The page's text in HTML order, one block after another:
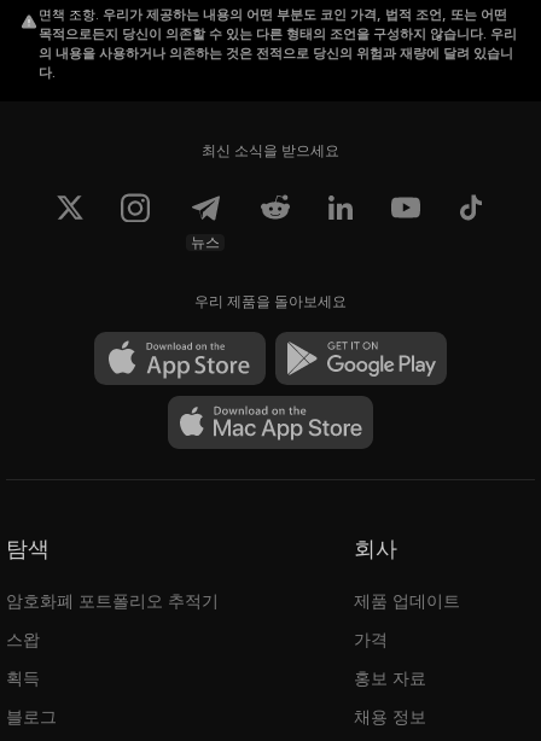
면책 조항. 우리가 제공하는 내용의 어떤 부분도 코인 가격, 법적 조언, 또는 어떤
목적으로든지 당신이 의존할 수 있는 다른 형태의 조언을 구성하지 않습니다. 우리
의 내용을 사용하거나 의존하는 것은 전적으로 당신의 위험과 재량에 달려 있습니
다.
최신 소식을 받으세요
뉴스
우리 제품을 돌아보세요
탐색
암호화폐 포트폴리오 추적기
스왑
획득
블로그
회사
제품 업데이트
가격
홍보 자료
채용 정보